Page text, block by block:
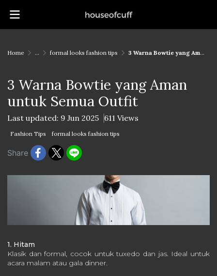
Home ... formal looks fashion tips 3 Warna Bowtie yang Aman untuk Semua Outfit
3 Warna Bowtie yang Aman
untuk Semua Outfit
Last updated: 9 Jun 2025 611 Views
Fashion Tips formal looks fashion tips
Share
1. Hitam
Klasik dan formal, cocok untuk tuxedo dan jas. Ideal untuk
acara malam atau gala dinner.